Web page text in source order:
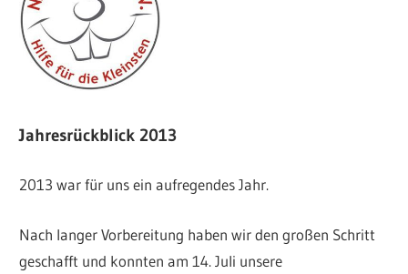
Jahresrückblick 2013
2013 war für uns ein aufregendes Jahr.
Nach langer Vorbereitung haben wir den großen Schritt
geschafft und konnten am 14. Juli unsere